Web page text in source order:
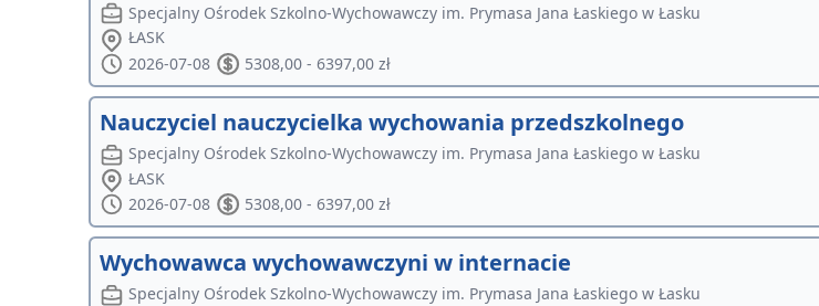
Specjalny Ośrodek Szkolno-Wychowawczy im. Prymasa Jana Łaskiego w Łasku
ŁASK
2026-07-08
5308,00 - 6397,00 zł
Nauczyciel nauczycielka wychowania przedszkolnego
Specjalny Ośrodek Szkolno-Wychowawczy im. Prymasa Jana Łaskiego w Łasku
ŁASK
2026-07-08
5308,00 - 6397,00 zł
Wychowawca wychowawczyni w internacie
Specjalny Ośrodek Szkolno-Wychowawczy im. Prymasa Jana Łaskiego w Łasku